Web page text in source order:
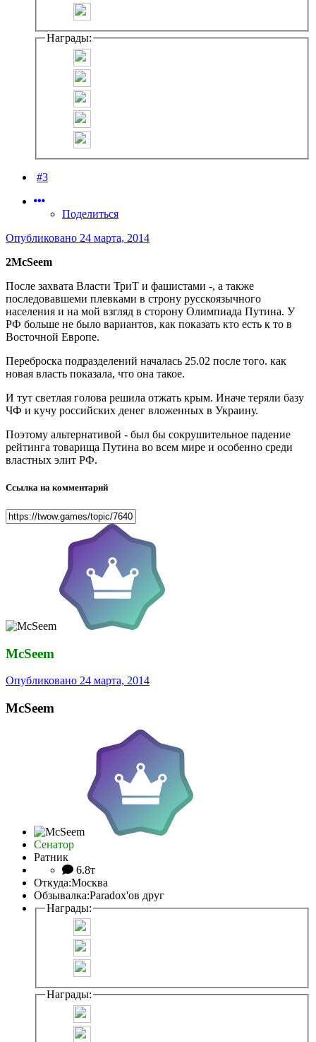
Награды:
#3
Поделиться
Опубликовано 24 марта, 2014
2McSeem
После захвата Власти ТриТ и фашистами -, а также
последовавшеми плевками в строну русскоязычного
населения и на мой взгляд в сторону Олимпиада Путина. У
РФ больше не было вариантов, как показать кто есть к то в
Восточной Европе.
Переброска подразделений началась 25.02 после того. как
новая власть показала, что она такое.
И тут светлая голова решила отжать крым. Иначе теряли базу
ЧФ и кучу российских денег вложенных в Украину.
Поэтому альтернативой - был бы сокрушительное падение
рейтинга товарища Путина во всем мире и особенно среди
властных элит РФ.
Ссылка на комментарий
McSeem
Опубликовано 24 марта, 2014
McSeem
Сенатор
Ратник
6.8т
Откуда:Москва
Обзывалка:Paradox'ов друг
Награды:
Награды: